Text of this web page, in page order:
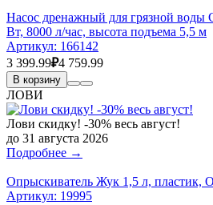
Насос дренажный для грязной
Вт, 8000 л/час, высота подъема 5,5 м
Артикул: 166142
3 399.99₽4 759.99
В корзину
ЛОВИ
Лови скидку! -30% весь август!
до 31 августа 2026
Подробнее →
Опрыскиватель Жук 1,5 л, пластик,
Артикул: 19995